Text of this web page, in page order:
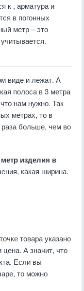
к , арматура и
в погонных
метр – это
виде и лежат. А
полоса в 3 метра
нам нужно. Так
метрах, то в
больше, чем во
изделия в
какая ширина.
товара указано
А значит, что
Если вы
то можно